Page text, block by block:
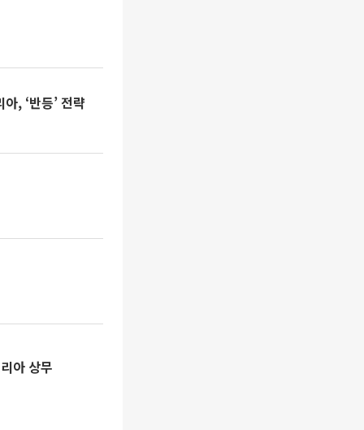
, ‘반등’ 전략
아 상무